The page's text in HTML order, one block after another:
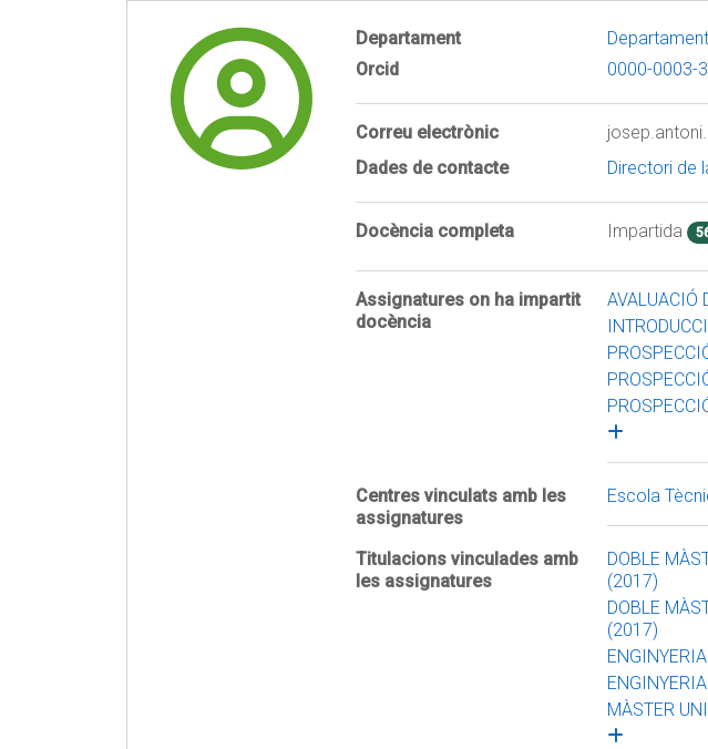
Departament
Orcid
0000-0003-
Correu electrònic
Dades de contacte
Directori de
Docència completa Impartida
Assignatures on ha impartit
docència
AVALUACIÓ
Centres vinculats amb les
assignatures
Escola
Titulacions vinculades amb
les assignatures
DOBLE
(2017)
DOBLE
(2017)
MÀSTER